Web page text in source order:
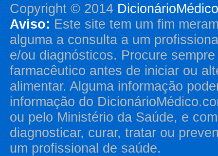
Copyright © 2014
Aviso: Este site tem um fim
alguma a consulta a um
e/ou diagnósticos. Procure
farmacêutico antes de iniciar ou
alimentar. Alguma informação
informação do
ou pelo Ministério da Saúde, e
diagnosticar, curar, tratar ou
um profissional de saúde.